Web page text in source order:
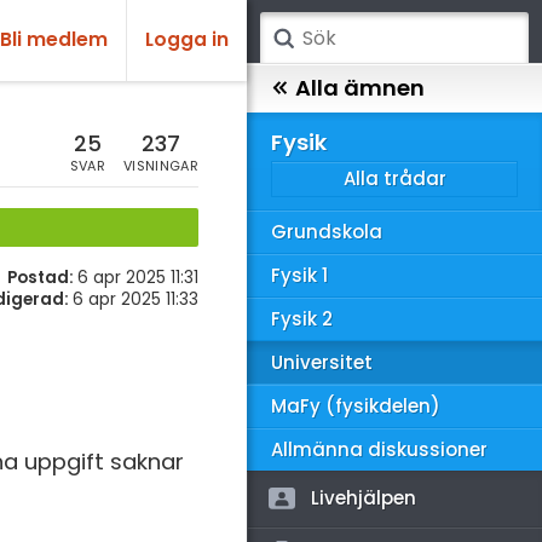
Bli medlem Logga in
25
SVAR
237
VISNINGAR
Postad: 6 apr 2025 11:31
6 apr 2025 11:33
uppgift saknar
Alla ämnen
Fysik
Alla trådar
Grundskola
Fysik 1
Fysik 2
Universitet
MaFy (fysikdelen)
Allmänna diskussioner
Livehjälpen
& Bygg